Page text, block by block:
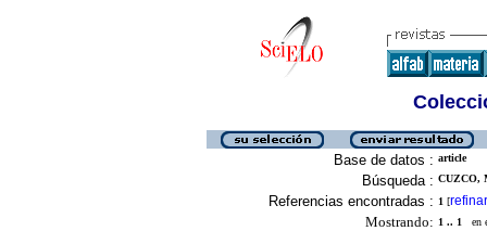
Base de datos : article
Búsqueda : CUZCO,
Referencias encontradas : 1 [refinar
Mostrando: 1 .. 1 en